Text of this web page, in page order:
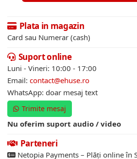
Plata in magazin
Card sau Numerar (cash)
Suport online
Luni - Vineri: 10:00 - 17:00
Email: contact@ehuse.ro
WhatsApp: doar mesaj text
Trimite mesaj
Nu oferim suport audio / video
Parteneri
Netopia Payments – Plăți online în